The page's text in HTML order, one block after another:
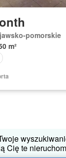
pomorskie
m²
Cię te